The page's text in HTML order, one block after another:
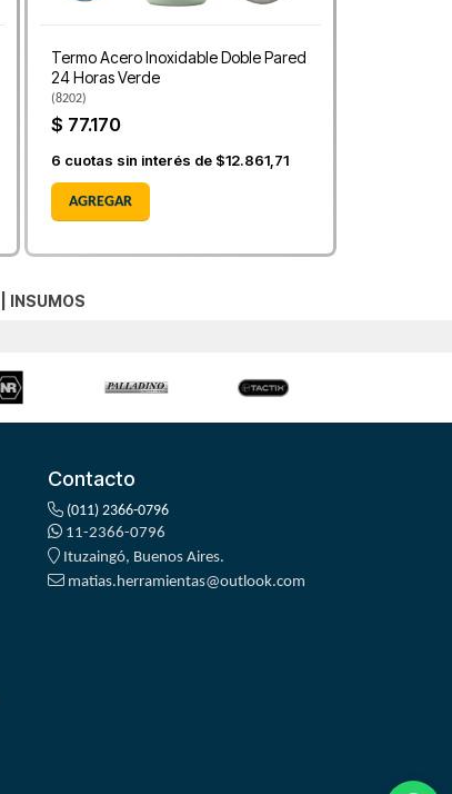
Termo Acero Inoxidable Doble Pared
24 Horas Verde
(8202)
$ 77.170
6 cuotas sin interés de $12.861,71
AGREGAR
INSUMOS
Contacto
(011) 2366-0796
11-2366-0796
Ituzaingó, Buenos Aires.
matias.herramientas@outlook.com